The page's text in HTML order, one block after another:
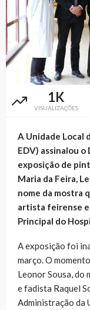
1K
VISUALIZAÇÕES
A Unidade Local
EDV) assinalou
exposição de
Maria da Feira,
nome da mostra
artista feirense
Principal do
A exposição foi
março. O
Leonor Sousa, do
e fadista Raquel
Administração da